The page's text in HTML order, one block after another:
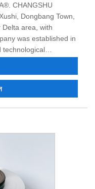
CHANGSHU
Dongbang Town,
Delta area, with
was established in
technological
Now the company
complete
good reputation,
Trilobal Shaped
in China who can
Polyester
Polyester